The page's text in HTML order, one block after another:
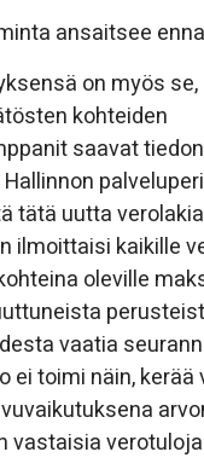
ansaitsee
on myös se,
kohteiden
saavat
tätä uutta
ilmoittaisi kaikille
oleville
vaatia
ei toimi näin,
vastaisia